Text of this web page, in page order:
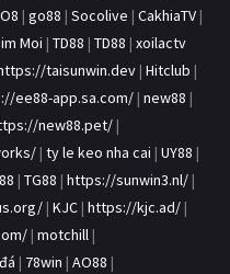
O8 | go88 | Socolive | CakhiaTV |
Moi | TD88 | TD88 | xoilactv
taisunwin.dev | Hitclub |
ee88-app.sa.com/ | new88 |
new88.pet/ |
| ty le keo nha cai | UY88 |
| TG88 | https://sunwin3.nl/ |
| KJC | https://kjc.ad/ |
| motchill |
| 78win | AO88 |